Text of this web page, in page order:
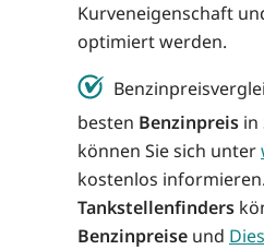
Kurveneigenschaft
optimiert werden.
besten Benzinpreis in
können Sie sich unter
kostenlos
Tankstellenfinders
Benzinpreise und